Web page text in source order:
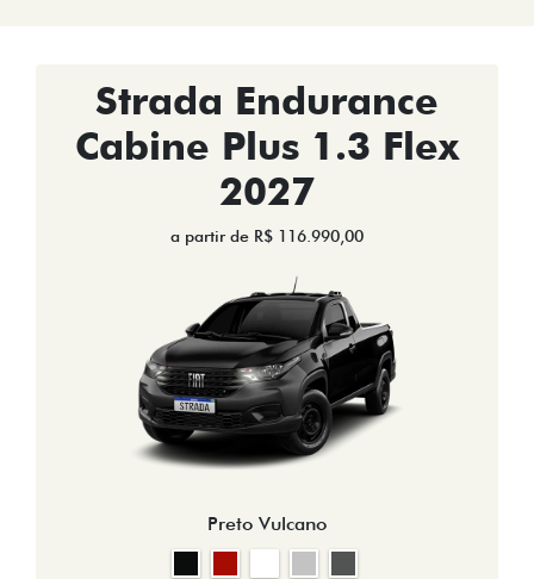
Strada Endurance
Cabine Plus 1.3 Flex
2027
a partir de R$ 116.990,00
Preto Vulcano